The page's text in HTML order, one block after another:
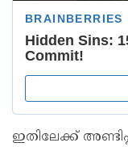
ഇതിലേക്ക്